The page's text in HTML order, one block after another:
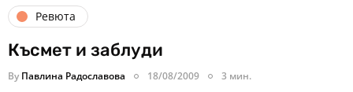
Ревюта
Късмет и заблуди
By Павлина Радославова 18/08/2009 3 мин.